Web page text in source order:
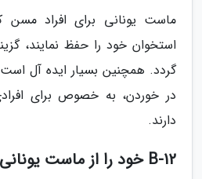
ماست یونانی برای افراد
استخوان خود را حفظ نمایند،
گردد. همچنین بسیار ایده آل
در خوردن، به خصوص برای
دارند.
B-12 خود را از ماست یونانی دریافت کنید